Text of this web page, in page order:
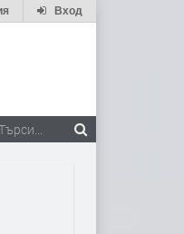
Вход